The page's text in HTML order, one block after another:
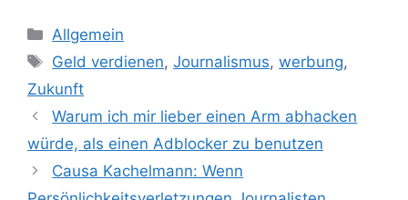
Kategorien
Allgemein
Schlagwörter
Geld verdienen,Journalismus,werbung,
Zukunft
Warum ich mir lieber einen Arm abhacken
würde, als einen Adblocker zu benutzen
Causa Kachelmann: Wenn